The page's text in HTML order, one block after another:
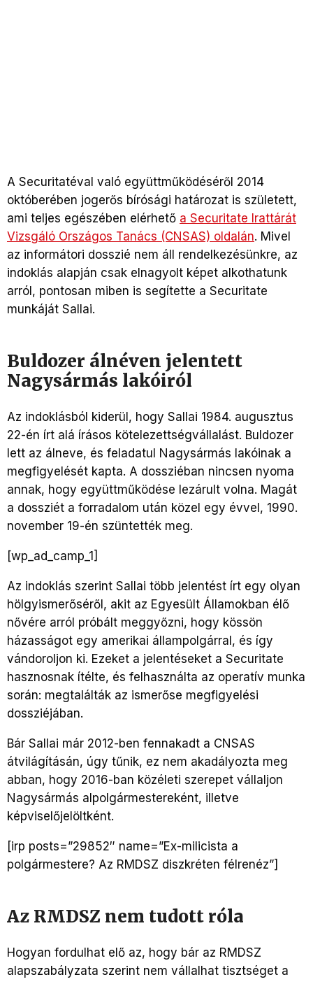
A Securitatéval való együttműködéséről 2014
októberében jogerős bírósági határozat is született,
ami teljes egészében elérhető a Securitate Irattárát
Vizsgáló Országos Tanács (CNSAS) oldalán. Mivel
az informátori dosszié nem áll rendelkezésünkre, az
indoklás alapján csak elnagyolt képet alkothatunk
arról, pontosan miben is segítette a Securitate
munkáját Sallai.
Buldozer álnéven jelentett
Nagysármás lakóiról
Az indoklásból kiderül, hogy Sallai 1984. augusztus
22-én írt alá írásos kötelezettségvállalást. Buldozer
lett az álneve, és feladatul Nagysármás lakóinak a
megfigyelését kapta. A dossziéban nincsen nyoma
annak, hogy együttműködése lezárult volna. Magát
a dossziét a forradalom után közel egy évvel, 1990.
november 19-én szüntették meg.
[wp_ad_camp_1]
Az indoklás szerint Sallai több jelentést írt egy olyan
hölgyismerőséről, akit az Egyesült Államokban élő
nővére arról próbált meggyőzni, hogy kössön
házasságot egy amerikai állampolgárral, és így
vándoroljon ki. Ezeket a jelentéseket a Securitate
hasznosnak ítélte, és felhasználta az operatív munka
során: megtalálták az ismerőse megfigyelési
dossziéjában.
Bár Sallai már 2012-ben fennakadt a CNSAS
átvilágításán, úgy tűnik, ez nem akadályozta meg
abban, hogy 2016-ban közéleti szerepet vállaljon
Nagysármás alpolgármestereként, illetve
képviselőjelöltként.
[irp posts=”29852″ name=”Ex-milicista a
polgármestere? Az RMDSZ diszkréten félrenéz”]
Az RMDSZ nem tudott róla
Hogyan fordulhat elő az, hogy bár az RMDSZ
alapszabályzata szerint nem vállalhat tisztséget a